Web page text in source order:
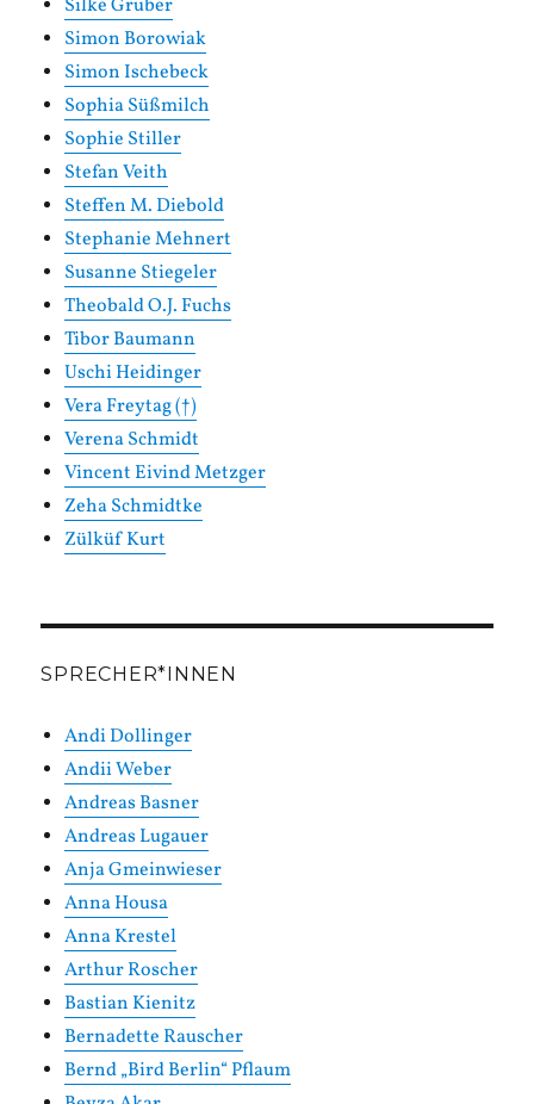
Silke Gruber
Simon Borowiak
Simon Ischebeck
Sophia Süßmilch
Sophie Stiller
Stefan Veith
Steffen M. Diebold
Stephanie Mehnert
Susanne Stiegeler
Theobald O.J. Fuchs
Tibor Baumann
Uschi Heidinger
Vera Freytag (†)
Verena Schmidt
Vincent Eivind Metzger
Zeha Schmidtke
Zülküf Kurt
SPRECHER*INNEN
Andi Dollinger
Andii Weber
Andreas Basner
Andreas Lugauer
Anja Gmeinwieser
Anna Housa
Anna Krestel
Arthur Roscher
Bastian Kienitz
Bernadette Rauscher
Bernd „Bird Berlin“ Pflaum